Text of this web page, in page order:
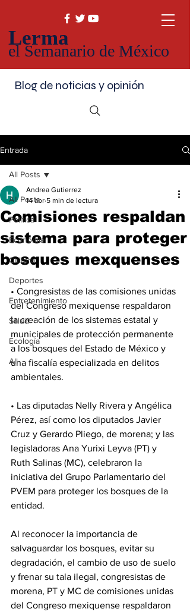
Lerma
el Semanario de México
Blog de noticias y opinión
Entrada
All Posts
Política
Economía
Cultura
Deportes
Entretenimiento
Salud
Ecología
All
All Posts
Comisiones respaldan
sistema para proteger
bosques mexquenses
Andrea Gutierrez
14 abr 5 min de lectura
• Congresistas de las comisiones unidas
del Congreso mexiquense respaldaron
la creación de los sistemas estatal y
municipales de protección permanente
a los bosques del Estado de México y
una fiscalía especializada en delitos
ambientales.
• Las diputadas Nelly Rivera y Angélica
Pérez, así como los diputados Javier
Cruz y Gerardo Pliego, de morena; y las
legisladoras Ana Yurixi Leyva (PT) y
Ruth Salinas (MC), celebraron la
iniciativa del Grupo Parlamentario del
PVEM para proteger los bosques de la
entidad.
Al reconocer la importancia de
salvaguardar los bosques, evitar su
degradación, el cambio de uso de suelo
y frenar su tala ilegal, congresistas de
morena, PT y MC de comisiones unidas
del Congreso mexiquense respaldaron